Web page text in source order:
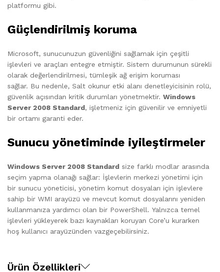
platformu gibi.
Güçlendirilmiş koruma
Microsoft, sunucunuzun güvenliğini sağlamak için çeşitli
işlevleri ve araçları entegre etmiştir. Sistem durumunun sürekli
olarak değerlendirilmesi, tümleşik ağ erişim koruması
sağlar. Bu nedenle, Salt okunur etki alanı denetleyicisinin rolü,
güvenlik açısından kritik durumları yönetmektir. Windows
Server 2008 Standard, işletmeniz için güvenilir ve emniyetli
bir ortamı garanti eder.
Sunucu yönetiminde iyileştirmeler
Windows Server 2008 Standard size farklı modlar arasında
seçim yapma olanağı sağlar: İşlevlerin merkezi yönetimi için
bir sunucu yöneticisi, yönetim komut dosyaları için işlevlere
sahip bir WMI arayüzü ve mevcut komut dosyalarını yeniden
kullanmanıza yardımcı olan bir PowerShell. Yalnızca temel
işlevleri yükleyerek bazı kaynakları koruyan Core’u kurarken
hoş kullanıcı arayüzünden vazgeçebilirsiniz.
Ürün Özellikleri